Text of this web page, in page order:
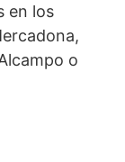
en los
o